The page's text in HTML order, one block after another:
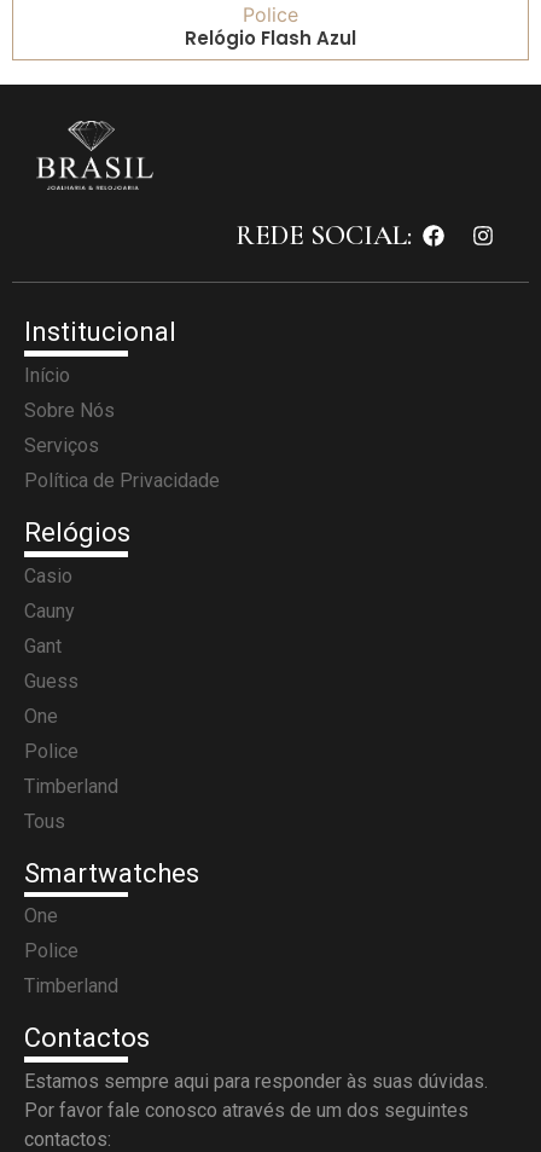
Police
Relógio Flash Azul
REDE SOCIAL:
Institucional
Início
Sobre Nós
Serviços
Política de Privacidade
Relógios
Casio
Cauny
Gant
Guess
One
Police
Timberland
Tous
Smartwatches
One
Police
Timberland
Contactos
Estamos sempre aqui para responder às suas dúvidas.
Por favor fale conosco através de um dos seguintes
contactos: